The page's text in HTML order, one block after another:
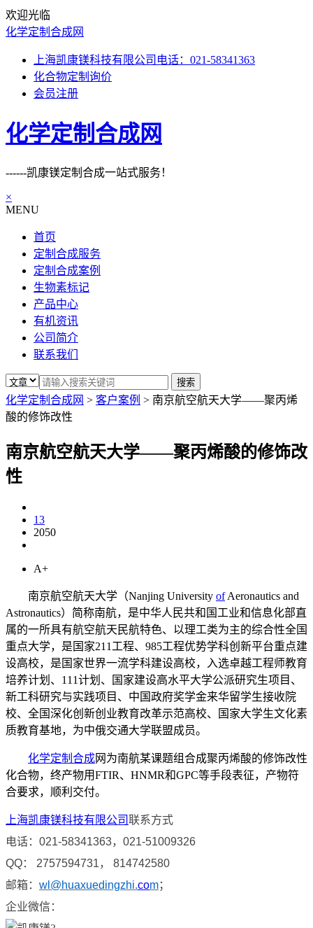
欢迎光临
化学定制合成网
上海凯康镁科技有限公司电话：021-58341363
化合物定制询价
会员注册
化学定制合成网
------凯康镁定制合成一站式服务！
×
MENU
首页
定制合成服务
定制合成案例
生物素标记
产品中心
有机资讯
公司简介
联系我们
化学定制合成网 > 客户案例 > 南京航空航天大学——聚丙烯
酸的修饰改性
南京航空航天大学——聚丙烯酸的修饰改
性
13
2050
A+
南京航空航天大学（Nanjing University ofAeronautics and
Astronautics）简称南航，是中华人民共和国工业和信息化部直
属的一所具有航空航天民航特色、以理工类为主的综合性全国
重点大学，是国家211工程、985工程优势学科创新平台重点建
设高校，是国家世界一流学科建设高校，入选卓越工程师教育
培养计划、111计划、国家建设高水平大学公派研究生项目、
新工科研究与实践项目、中国政府奖学金来华留学生接收院
校、全国深化创新创业教育改革示范高校、国家大学生文化素
质教育基地，为中俄交通大学联盟成员。
化学定制合成网为南航某课题组合成聚丙烯酸的修饰改性
化合物，终产物用FTIR、HNMR和GPC等手段表征，产物符
合要求，顺利交付。
上海凯康镁科技有限公司联系方式
电话： 021-58341363， 021-51009326
QQ： 2757594731，
814742580
邮箱： wl@huaxuedingzhi.com；
企业微信：